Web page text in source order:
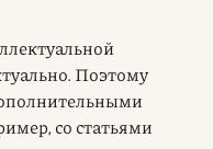
Поэтому
со статьями